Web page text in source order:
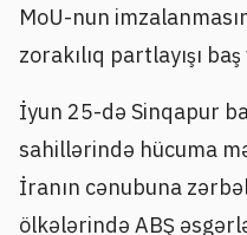
MoU-nun
zorakılıq partlayışı
İyun 25-də Sinqapur
sahillərində hücuma
İranın cənubuna
ölkələrində ABŞ